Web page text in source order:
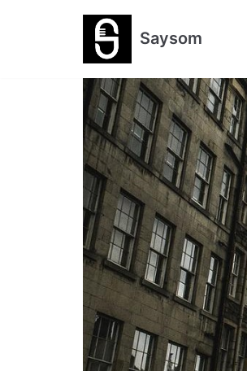
Saysom